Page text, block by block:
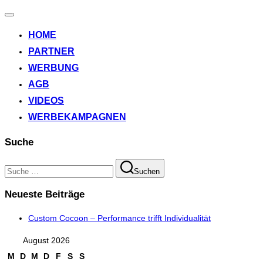
Navigation
HOME
PARTNER
WERBUNG
AGB
VIDEOS
WERBEKAMPAGNEN
Suche
Suchen
nach:
Suchen
Neueste Beiträge
Custom Cocoon – Performance trifft Individualität
August 2026
M
D M D F S
S